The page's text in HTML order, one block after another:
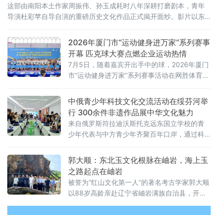
这部由南阳本土作家周振伟、孙玉成耗时八年深耕打磨剧本，青年
导演杜彩苹自导自演的重磅历史文化作品正式揭开面纱。影片以东
地域文化为根基，融女性成长、家国情怀、道德坚守于一体，既是
回望两汉风骨的历史纪实，也是面向当代社会传递正向价值观的东
方文化寓言。从骄奢公主到苍生守护者大众固有
2026年厦门市“运动健身进万家”系列赛事
开幕 匹克球大赛点燃企业运动热情
7月5日，随着嘉宾开出手中的球，2026年厦门
市“运动健身进万家”系列赛事活动在网胜体育网
年厦门市工商联
中俄青少年科技文化交流活动在绥芬河举
行 300余件非遗作品展中华文化魅力
来自俄罗斯符拉迪沃斯托克远东国立学校的青
少年代表与中方青少年齐聚百年口岸，通过科
形式，展开了一场跨越国界的科技与文化对
话。
郭大顺：东北玉文化根脉在岫岩，海上玉
之路起点在岫岩
被誉为“红山文化第一人”的著名考古学家郭大顺
以88岁高龄亲赴辽宁省岫岩满族自治县，开展